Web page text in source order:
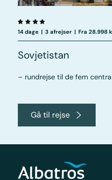
14 dage | 3 afrejser | Fra 28.998
Sovjetistan
– rundrejse til de fem
Gå til rejse